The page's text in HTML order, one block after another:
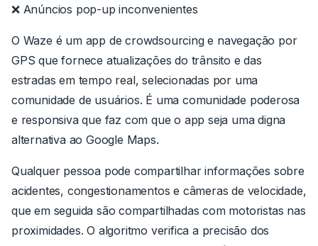
❌ Anúncios pop-up inconvenientes
O Waze é um app de crowdsourcing e navegação por
GPS que fornece atualizações do trânsito e das
estradas em tempo real, selecionadas por uma
comunidade de usuários. É uma comunidade poderosa
e responsiva que faz com que o app seja uma digna
alternativa ao Google Maps.
Qualquer pessoa pode compartilhar informações sobre
acidentes, congestionamentos e câmeras de velocidade,
que em seguida são compartilhadas com motoristas nas
proximidades. O algoritmo verifica a precisão dos